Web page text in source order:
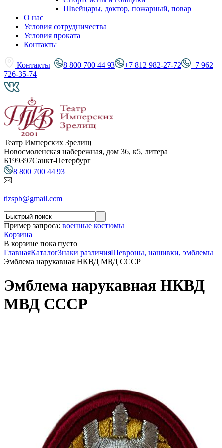
Швейцары, доктор, пожарный, повар
О нас
Условия сотрудничества
Условия проката
Контакты
Контакты 8 800 700 44 93 +7 812 982-27-72
+7 962
726-35-74
Театр Имперских Зрелищ
Новосмоленская набережная, дом 36, к5, литера
Б199397Санкт-Петербург
8 800 700 44 93
tizspb@gmail.com
Пример запроса: военные костюмы
Корзина
В корзине пока пусто
ГлавнаяКаталогЗнаки различияШевроны, нашивки, эмблемы
Эмблема нарукавная НКВД МВД СССР
Эмблема нарукавная НКВД
МВД СССР